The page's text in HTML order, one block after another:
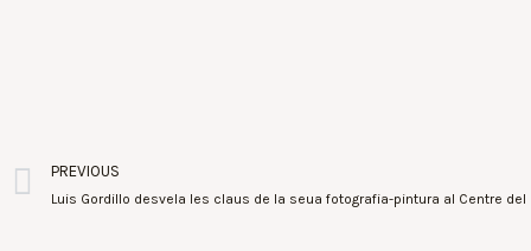
PREVIOUS
Luis Gordillo desvela les claus de la seua fotografia-pintura al Centre del